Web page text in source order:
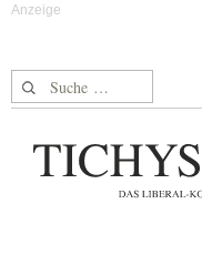
Suche nach: